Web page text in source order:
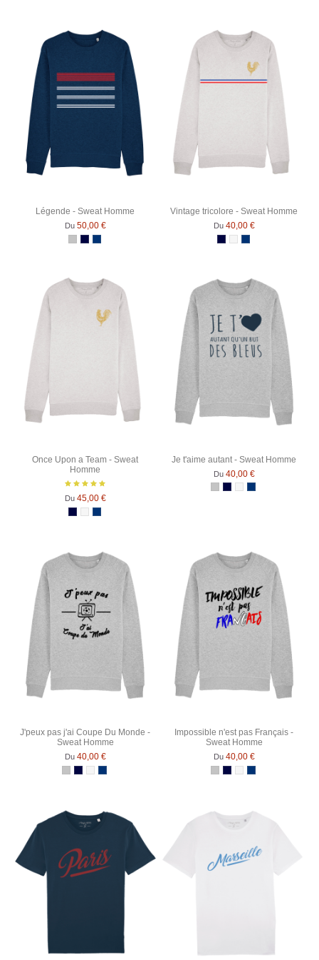
Légende - Sweat Homme
Du 50,00 €
Gris Chiné
Bleu Marine
Bleu Marine Chiné
Vintage tricolore - Sweat Homme
Du 40,00 €
Bleu Marine
Blanc chiné
Bleu Marine Chiné
Once Upon a Team - Sweat
Homme
Du 45,00 €
Bleu Marine
Blanc chiné
Bleu Marine Chiné
Je t'aime autant - Sweat Homme
Du 40,00 €
Gris Chiné
Bleu Marine
Blanc chiné
Bleu Marine
J'peux pas j'ai Coupe Du Monde -
Sweat Homme
Du 40,00 €
Gris Chiné
Bleu Marine
Blanc chiné
Bleu Marine Chiné
Impossible n'est pas Français -
Sweat Homme
Du 40,00 €
Gris Chiné
Bleu Marine
Blanc chiné
Bleu Marine